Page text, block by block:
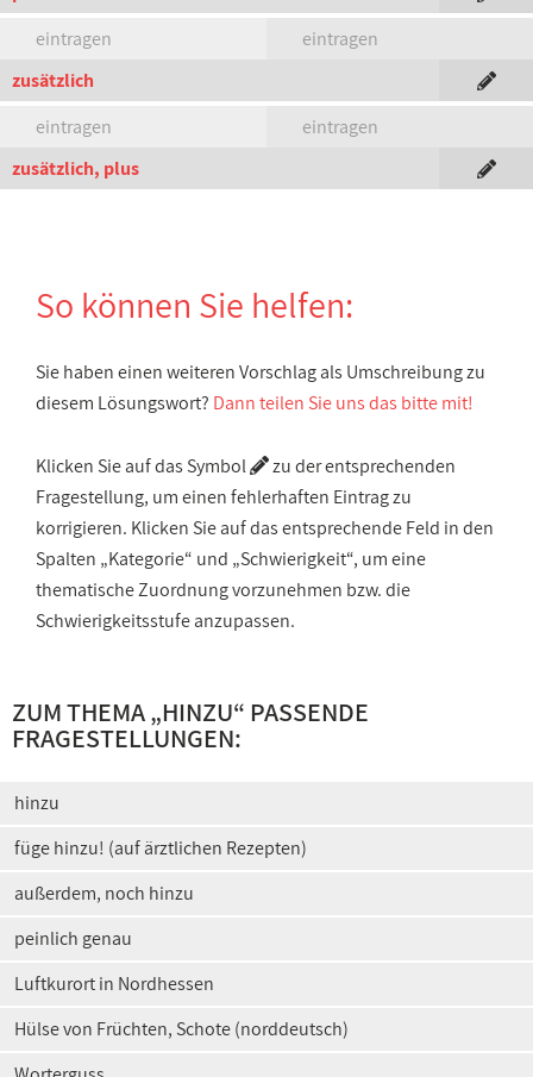
eintragen
eintragen
zusätzlich
eintragen
eintragen
zusätzlich, plus
So können Sie helfen:
Sie haben einen weiteren Vorschlag als Umschreibung zu
diesem Lösungswort? Dann teilen Sie uns das bitte mit!
Klicken Sie auf das Symbol
zu der entsprechenden
Fragestellung, um einen fehlerhaften Eintrag zu
korrigieren. Klicken Sie auf das entsprechende Feld in den
Spalten „Kategorie“ und „Schwierigkeit“, um eine
thematische Zuordnung vorzunehmen bzw. die
Schwierigkeitsstufe anzupassen.
ZUM THEMA „HINZU“ PASSENDE
FRAGESTELLUNGEN:
hinzu
füge hinzu! (auf ärztlichen Rezepten)
außerdem, noch hinzu
peinlich genau
Luftkurort in Nordhessen
Hülse von Früchten, Schote (norddeutsch)